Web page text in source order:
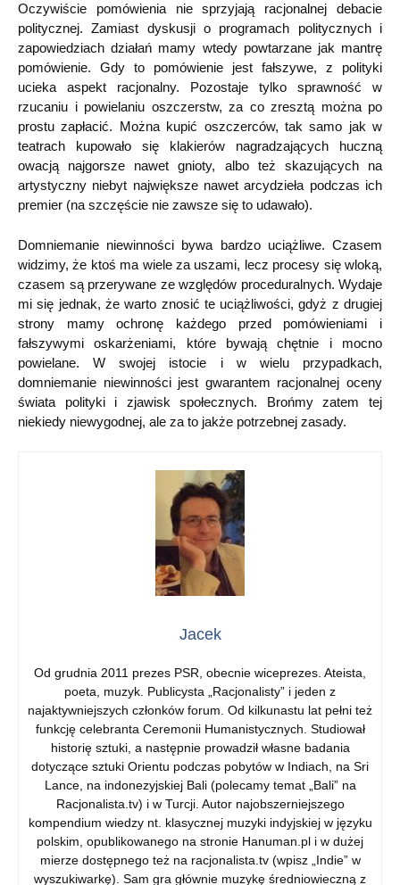
Oczywiście pomówienia nie sprzyjają racjonalnej debacie
politycznej. Zamiast dyskusji o programach politycznych i
zapowiedziach działań mamy wtedy powtarzane jak mantrę
pomówienie. Gdy to pomówienie jest fałszywe, z polityki
ucieka aspekt racjonalny. Pozostaje tylko sprawność w
rzucaniu i powielaniu oszczerstw, za co zresztą można po
prostu zapłacić. Można kupić oszczerców, tak samo jak w
teatrach kupowało się klakierów nagradzających huczną
owacją najgorsze nawet gnioty, albo też skazujących na
artystyczny niebyt największe nawet arcydzieła podczas ich
premier (na szczęście nie zawsze się to udawało).
Domniemanie niewinności bywa bardzo uciążliwe. Czasem
widzimy, że ktoś ma wiele za uszami, lecz procesy się wloką,
czasem są przerywane ze względów proceduralnych. Wydaje
mi się jednak, że warto znosić te uciążliwości, gdyż z drugiej
strony mamy ochronę każdego przed pomówieniami i
fałszywymi oskarżeniami, które bywają chętnie i mocno
powielane. W swojej istocie i w wielu przypadkach,
domniemanie niewinności jest gwarantem racjonalnej oceny
świata polityki i zjawisk społecznych. Brońmy zatem tej
niekiedy niewygodnej, ale za to jakże potrzebnej zasady.
Jacek
Od grudnia 2011 prezes PSR, obecnie wiceprezes. Ateista,
poeta, muzyk. Publicysta „Racjonalisty” i jeden z
najaktywniejszych członków forum. Od kilkunastu lat pełni też
funkcję celebranta Ceremonii Humanistycznych. Studiował
historię sztuki, a następnie prowadził własne badania
dotyczące sztuki Orientu podczas pobytów w Indiach, na Sri
Lance, na indonezyjskiej Bali (polecamy temat „Bali” na
Racjonalista.tv) i w Turcji. Autor najobszerniejszego
kompendium wiedzy nt. klasycznej muzyki indyjskiej w języku
polskim, opublikowanego na stronie Hanuman.pl i w dużej
mierze dostępnego też na racjonalista.tv (wpisz „Indie” w
wyszukiwarkę). Sam gra głównie muzykę średniowieczną z